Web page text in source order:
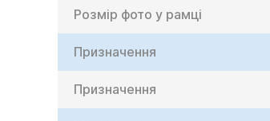
Розмір фото у рамці
Призначення
Призначення